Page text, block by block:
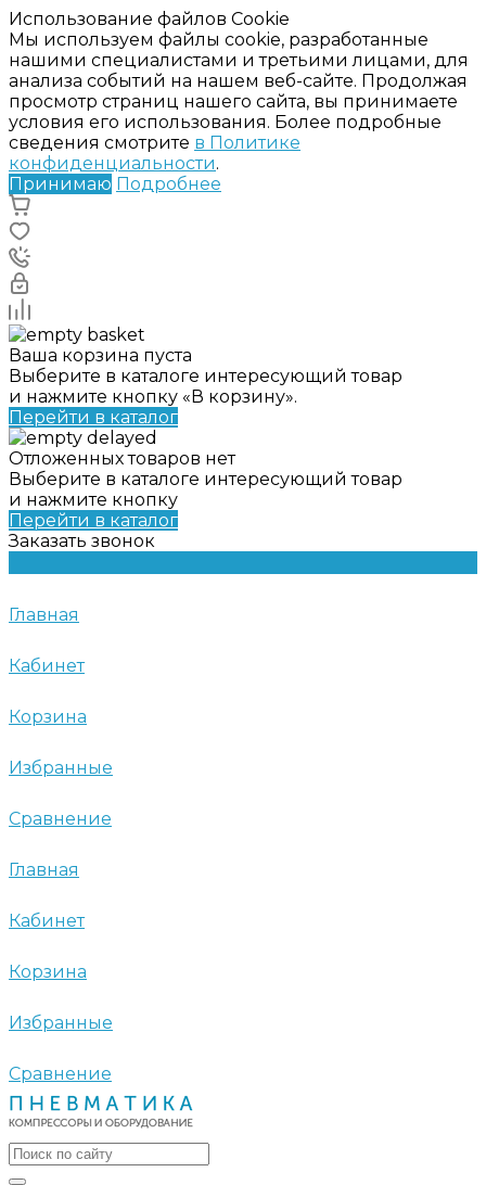
Использование файлов Cookie
Мы используем файлы cookie, разработанные
нашими специалистами и третьими лицами, для
анализа событий на нашем веб-сайте. Продолжая
просмотр страниц нашего сайта, вы принимаете
условия его использования. Более подробные
сведения смотрите в Политике
конфиденциальности.
Принимаю Подробнее
Ваша корзина пуста
Выберите в каталоге интересующий товар
и нажмите кнопку «В корзину».
Перейти в каталог
Отложенных товаров нет
Выберите в каталоге интересующий товар
и нажмите кнопку
Перейти в каталог
Заказать звонок
Главная
Кабинет
Корзина
Избранные
Сравнение
Главная
Кабинет
Корзина
Избранные
Сравнение